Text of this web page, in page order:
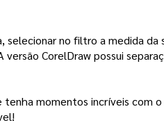
selecionar no filtro a medida
CorelDraw possui
tenha momentos incríveis com